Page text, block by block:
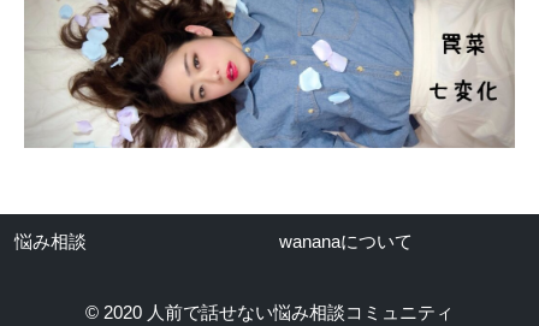
悩み相談 wananaについて
© 2020 人前で話せない悩み相談コミュニティ